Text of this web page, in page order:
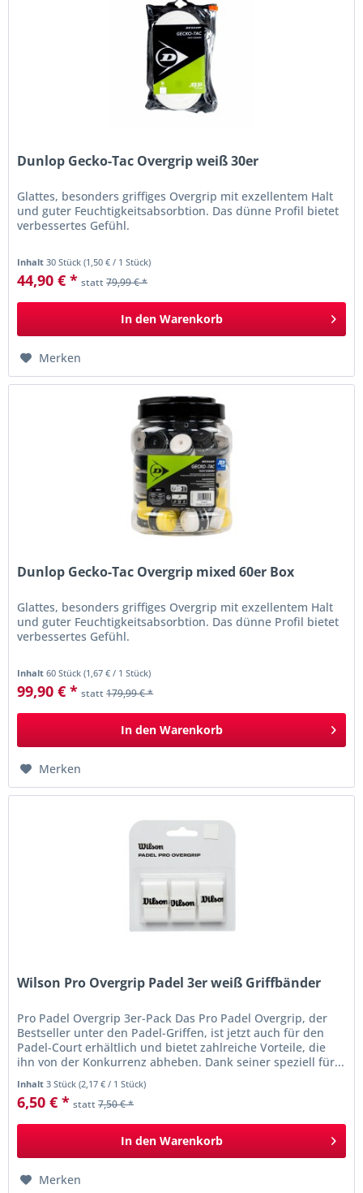
Dunlop Gecko-Tac Overgrip weiß 30er
Glattes, besonders griffiges Overgrip mit exzellentem Halt
und guter Feuchtigkeitsabsorbtion. Das dünne Profil bietet
verbessertes Gefühl.
Inhalt30 Stück(1,50 € / 1 Stück)
44,90 € * statt79,99 € *
In den Warenkorb
Merken
Dunlop Gecko-Tac Overgrip mixed 60er Box
Glattes, besonders griffiges Overgrip mit exzellentem Halt
und guter Feuchtigkeitsabsorbtion. Das dünne Profil bietet
verbessertes Gefühl.
Inhalt60 Stück(1,67 € / 1 Stück)
99,90 € * statt179,99 € *
In den Warenkorb
Merken
Wilson Pro Overgrip Padel 3er weiß Griffbänder
Pro Padel Overgrip 3er-Pack Das Pro Padel Overgrip, der
Bestseller unter den Padel-Griffen, ist jetzt auch für den
Padel-Court erhältlich und bietet zahlreiche Vorteile, die
ihn von der Konkurrenz abheben. Dank seiner speziell für...
Inhalt3 Stück(2,17 € / 1 Stück)
6,50 € * statt7,50 € *
In den Warenkorb
Merken